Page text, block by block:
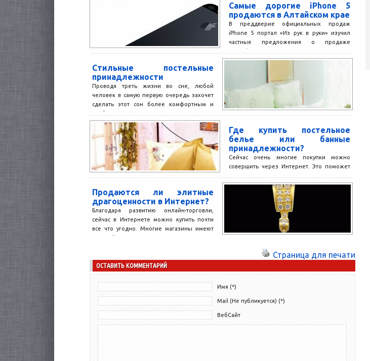
Самые дорогие iPhone 5
продаются в Алтайском крае
В преддверие официальных продаж
iPhone 5 портал «Из рук в руки» изучил
частные предложения о продаже
смартфона в России. В...
Стильные постельные
принадлежности
Проводя треть жизни во сне, любой
человек в самую первую очередь захочет
сделать этот сон более комфортным и
удобным во...
Где купить постельное
белье или банные
принадлежности?
Сейчас очень многие покупки можно
совершить через Интернет. Это поможет
необходимости объезжать множество
магазинов в поисках...
Продаются ли элитные
драгоценности в Интернет?
Благодаря развитию онлайн-торговли,
сейчас в Интернете можно купить почти
все что угодно. Многие магазины имеют
свои сайты, на которых также...
Страница для печати
ОСТАВИТЬ КОММЕНТАРИЙ
Имя (*)
Mail (Не публикуется) (*)
ВебСайт